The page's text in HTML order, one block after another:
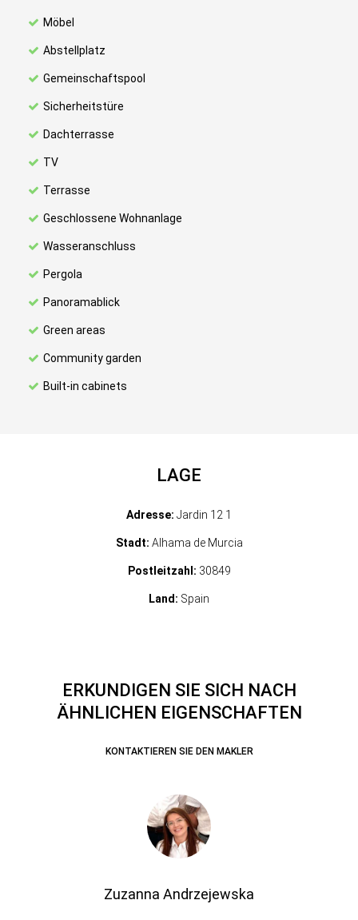
Möbel
Abstellplatz
Gemeinschaftspool
Sicherheitstüre
Dachterrasse
TV
Terrasse
Geschlossene Wohnanlage
Wasseranschluss
Pergola
Panoramablick
Green areas
Community garden
Built-in cabinets
LAGE
Adresse: Jardin 12 1
Stadt: Alhama de Murcia
Postleitzahl: 30849
Land: Spain
ERKUNDIGEN SIE SICH NACH
ÄHNLICHEN EIGENSCHAFTEN
KONTAKTIEREN SIE DEN MAKLER
Zuzanna Andrzejewska